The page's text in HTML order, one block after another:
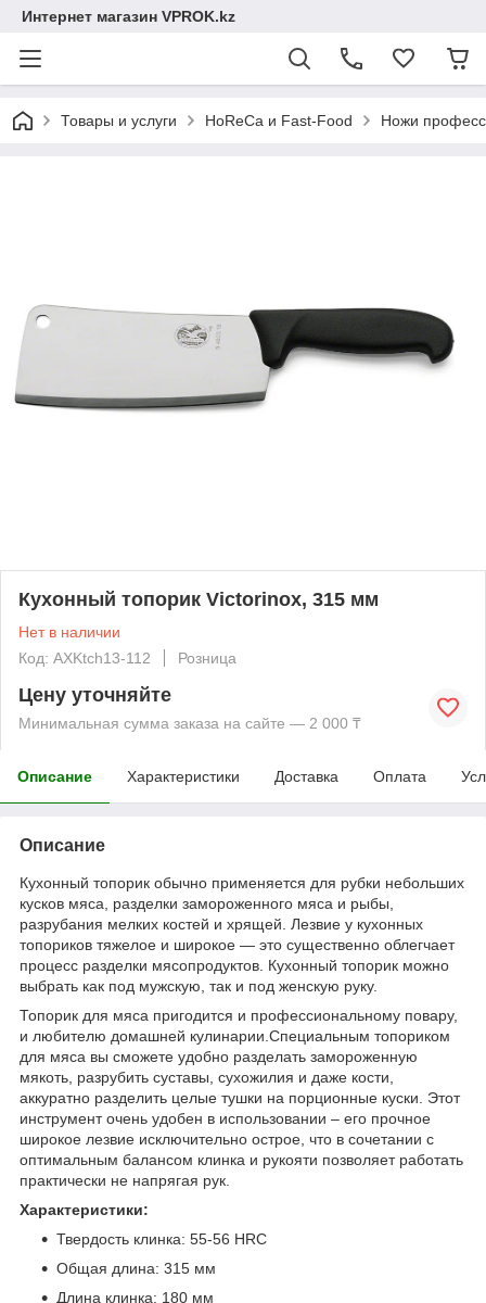
Интернет магазин VPROK.kz
Товары и услуги HoReCa и Fast-Food Ножи
Кухонный топорик Victorinox, 315 мм
Нет в наличии
Код: AXKtch13-112
Розница
Цену уточняйте
Минимальная сумма заказа на сайте — 2 000 ₸
Описание Характеристики Доставка Оплата
Описание
Кухонный топорик обычно применяется для рубки небольших
кусков мяса, разделки замороженного мяса и рыбы,
разрубания мелких костей и хрящей. Лезвие у кухонных
топориков тяжелое и широкое — это существенно облегчает
процесс разделки мясопродуктов. Кухонный топорик можно
выбрать как под мужскую, так и под женскую руку.
Топорик для мяса пригодится и профессиональному повару,
и любителю домашней кулинарии.Специальным топориком
для мяса вы сможете удобно разделать замороженную
мякоть, разрубить суставы, сухожилия и даже кости,
аккуратно разделить целые тушки на порционные куски. Этот
инструмент очень удобен в использовании – его прочное
широкое лезвие исключительно острое, что в сочетании с
оптимальным балансом клинка и рукояти позволяет работать
практически не напрягая рук.
Характеристики:
Твердость клинка: 55-56 HRC
Общая длина: 315 мм
Длина клинка: 180 мм